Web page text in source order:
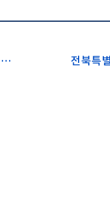
전북특별자치도자치경찰위원회의 전북특별자치도경찰청장에 대한 지휘·감독권 위임 규정 전북특